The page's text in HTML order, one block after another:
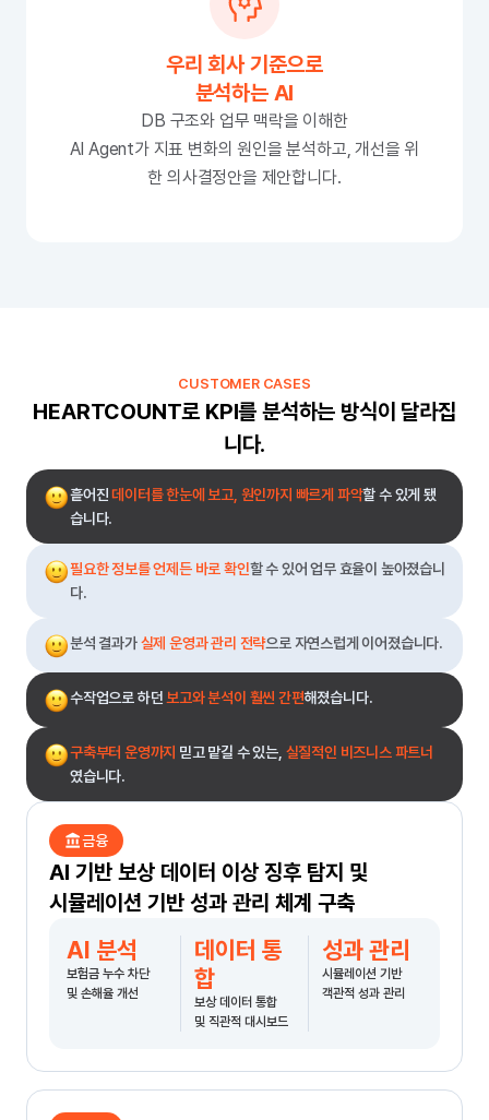
우리 회사 기준으로
분석하는 AI
DB 구조와 업무 맥락을 이해한
AI Agent가 지표 변화의 원인을 분석하고, 개선을 위
한 의사결정안을 제안합니다.
CUSTOMER CASES
HEARTCOUNT로 KPI를 분석하는 방식이 달라집
니다.
흩어진데이터를 한눈에 보고, 원인까지 빠르게 파악할 수 있게 됐
습니다.
필요한 정보를 언제든 바로 확인할 수 있어 업무 효율이 높아졌습니
다.
분석 결과가실제 운영과 관리 전략으로 자연스럽게 이어졌습니다.
수작업으로 하던 보고와 분석이 훨씬 간편해졌습니다.
구축부터 운영까지 믿고 맡길 수 있는, 실질적인 비즈니스 파트너
였습니다.
account_balance금융
AI 기반 보상 데이터 이상 징후 탐지 및
시뮬레이션 기반 성과 관리 체계 구축
AI 분석
보험금 누수 차단
및 손해율 개선
데이터 통
합
보상 데이터 통합
및 직관적 대시보드
성과 관리
시뮬레이션 기반
객관적 성과 관리